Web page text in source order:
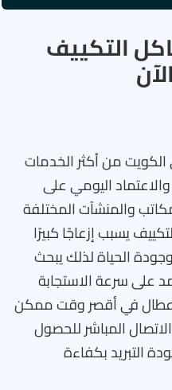
التكييف
من أكثر الخدمات
والاعتماد اليومي على
والمنشآت المختلفة
يسبب إزعاجًا كبيرًا
الحياة لذلك يبحث
على سرعة الاستجابة
في أقصر وقت ممكن
المباشر للحصول
التبريد بكفاءة